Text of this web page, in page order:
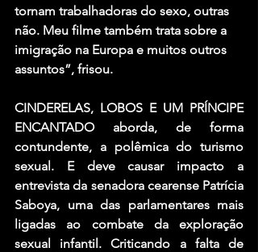
tornam trabalhadoras do sexo, outras
não. Meu filme também trata sobre a
imigração na Europa e muitos outros
assuntos”, frisou.
CINDERELAS, LOBOS E UM PRÍNCIPE
ENCANTADO aborda, de forma
contundente, a polêmica do turismo
sexual. E deve causar impacto a
entrevista da senadora cearense Patrícia
Saboya, uma das parlamentares mais
ligadas ao combate da exploração
sexual infantil. Criticando a falta de